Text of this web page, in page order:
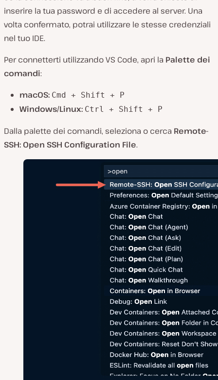
inserire la tua password e di accedere al server. Una
volta confermato, potrai utilizzare le stesse credenziali
nel tuo IDE.
Per connetterti utilizzando VS Code, apri la Palette dei
comandi:
macOS: Cmd + Shift + P
Windows/Linux: Ctrl + Shift + P
Dalla palette dei comandi, seleziona o cerca Remote-
SSH: Open SSH Configuration File.